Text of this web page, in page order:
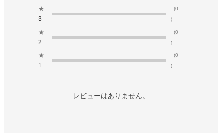
★
3
(0
)
★
2
(0
)
★
1
(0
)
レビューはありません。